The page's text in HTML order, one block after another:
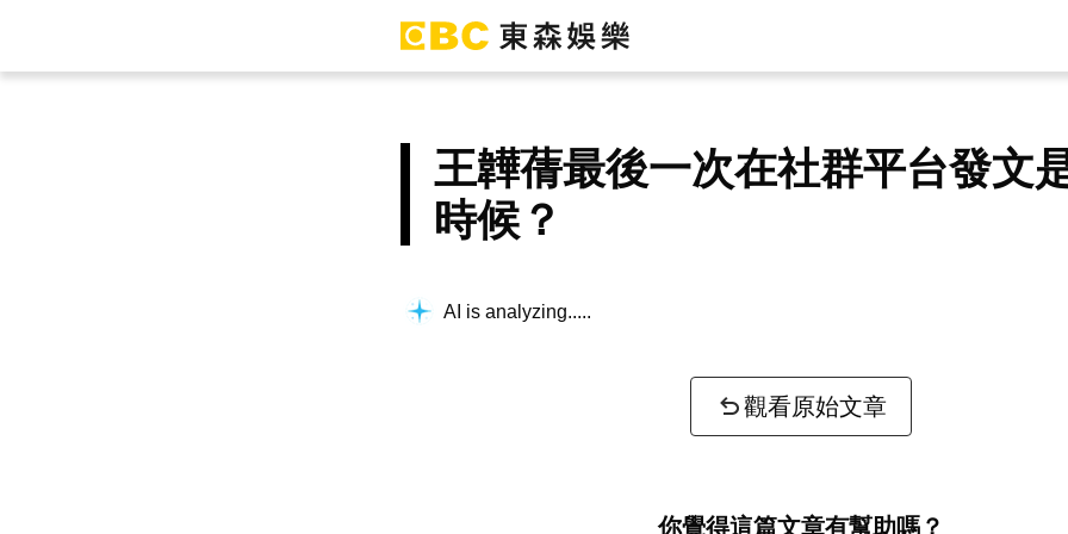
王韡蒨最後一次在社群平台發文
時候？
AI is analyzing...
觀看原始文章
你覺得這篇文章有幫助嗎？